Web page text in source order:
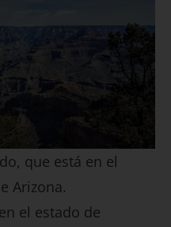
que está en el
Arizona.
el estado de